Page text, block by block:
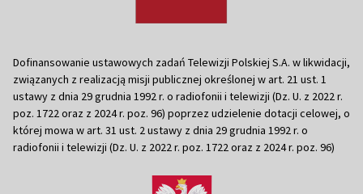
Dofinansowanie ustawowych zadań Telewizji Polskiej S.A. w likwidacji,
związanych z realizacją misji publicznej określonej w art. 21 ust. 1
ustawy z dnia 29 grudnia 1992 r. o radiofonii i telewizji (Dz. U. z 2022 r.
poz. 1722 oraz z 2024 r. poz. 96) poprzez udzielenie dotacji celowej, o
której mowa w art. 31 ust. 2 ustawy z dnia 29 grudnia 1992 r. o
radiofonii i telewizji (Dz. U. z 2022 r. poz. 1722 oraz z 2024 r. poz. 96)